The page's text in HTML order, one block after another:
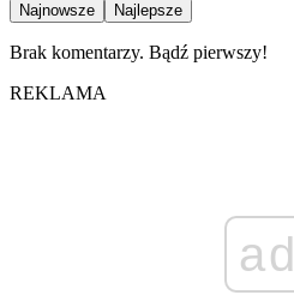
Najnowsze Najlepsze
Brak komentarzy. Bądź pierwszy!
REKLAMA
ad